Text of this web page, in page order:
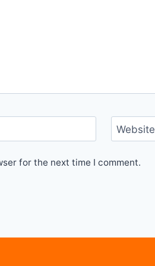
Website
for the next time I comment.